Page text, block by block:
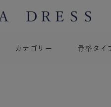
カテゴリー 骨格タイ